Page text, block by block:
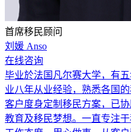
首席移民顾问
刘媛 Anso
在线咨询
毕业於法国凡尔赛大学，有
业八年从业经验，熟悉各国
客户度身定制移民方案，已
教育及移民梦想。一直专注